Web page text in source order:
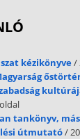
kézikönyve/
tankönyv,
útmutató/